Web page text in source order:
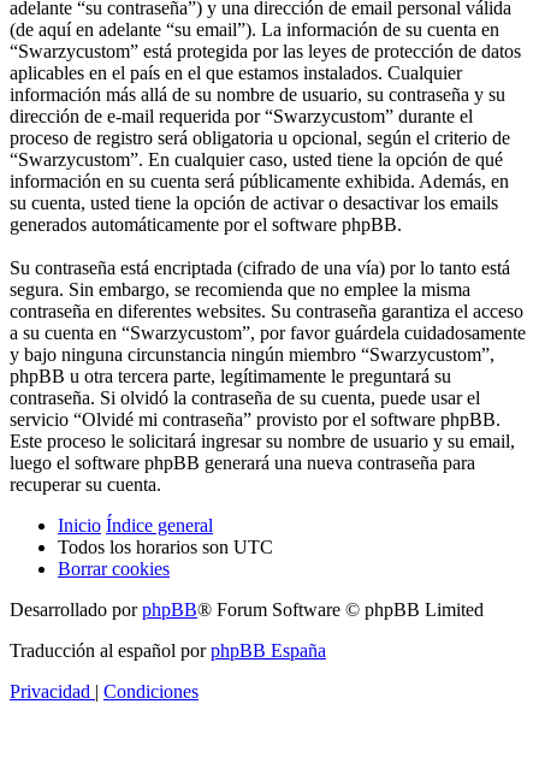
adelante “su contraseña”) y una dirección de email personal válida
(de aquí en adelante “su email”). La información de su cuenta en
“Swarzycustom” está protegida por las leyes de protección de datos
aplicables en el país en el que estamos instalados. Cualquier
información más allá de su nombre de usuario, su contraseña y su
dirección de e-mail requerida por “Swarzycustom” durante el
proceso de registro será obligatoria u opcional, según el criterio de
“Swarzycustom”. En cualquier caso, usted tiene la opción de qué
información en su cuenta será públicamente exhibida. Además, en
su cuenta, usted tiene la opción de activar o desactivar los emails
generados automáticamente por el software phpBB.
Su contraseña está encriptada (cifrado de una vía) por lo tanto está
segura. Sin embargo, se recomienda que no emplee la misma
contraseña en diferentes websites. Su contraseña garantiza el acceso
a su cuenta en “Swarzycustom”, por favor guárdela cuidadosamente
y bajo ninguna circunstancia ningún miembro “Swarzycustom”,
phpBB u otra tercera parte, legítimamente le preguntará su
contraseña. Si olvidó la contraseña de su cuenta, puede usar el
servicio “Olvidé mi contraseña” provisto por el software phpBB.
Este proceso le solicitará ingresar su nombre de usuario y su email,
luego el software phpBB generará una nueva contraseña para
recuperar su cuenta.
Inicio Índice general
Todos los horarios son UTC
Borrar cookies
Desarrollado porphpBB® Forum Software © phpBB Limited
Traducción al español porphpBB España
Privacidad | Condiciones